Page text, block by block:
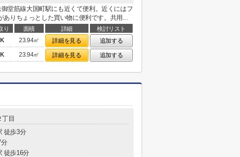
堂筋線大国町駅にも近くて便利。近くにはフ
ありちょっとした買い物に便利です。共用...
り 面積 詳細
検討リスト
23.94㎡ 詳細を見る
追加する
23.94㎡ 詳細を見る 追加する
丁目
徒歩3分
徒歩16分